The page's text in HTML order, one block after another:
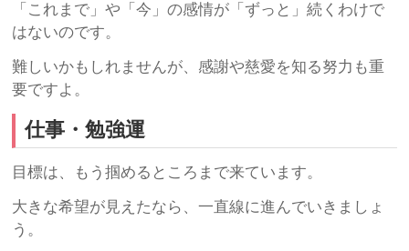
「これまで」や「今」の感情が「ずっと」続くわけで
はないのです。
難しいかもしれませんが、感謝や慈愛を知る努力も重
要ですよ。
仕事・勉強運
目標は、もう掴めるところまで来ています。
大きな希望が見えたなら、一直線に進んでいきましょ
う。